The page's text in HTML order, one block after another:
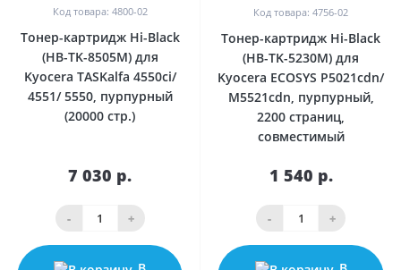
Код товара: 4800-02
Тонер-картридж Hi-Black
(HB-TK-8505M) для
Kyocera TASKalfa 4550ci/
4551/ 5550, пурпурный
(20000 стр.)
7 030 р.
- +
Код товара: 4756-02
Тонер-картридж Hi-Black
(HB-TK-5230M) для
Kyocera ECOSYS P5021cdn/
M5521cdn, пурпурный,
2200 страниц,
совместимый
1 540 р.
- +